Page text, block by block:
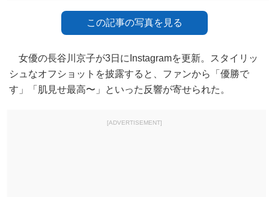
この記事の写真を見る
女優の長谷川京子が3日にInstagramを更新。スタイリッ
シュなオフショットを披露すると、ファンから「優勝で
す」「肌見せ最高〜」といった反響が寄せられた。
[ADVERTISEMENT]